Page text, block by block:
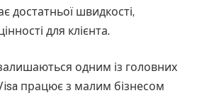
достатньої швидкості,
для клієнта.
одним із головних
працює з малим бізнесом